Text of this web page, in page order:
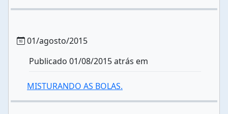
01/agosto/2015
Publicado 01/08/2015 atrás em
MISTURANDO AS BOLAS.